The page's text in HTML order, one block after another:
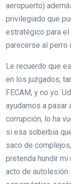
aeropuerto)
privilegiado que
estratégico para el
parecerse al perro
Le recuerdo que
en los juzgados,
FECAM, y no yo.
ayudarnos a pasar
corrupción, lo ha
si esa soberbia
saco de
pretenda hundir
acto de autolesión